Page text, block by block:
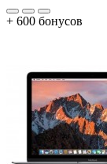
+ 600 бонусов